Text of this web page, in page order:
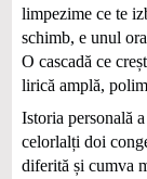
limpezime ce te
schimb, e unul
O cascadă ce
lirică amplă,
Istoria personală
celorlalți doi
diferită și cumva